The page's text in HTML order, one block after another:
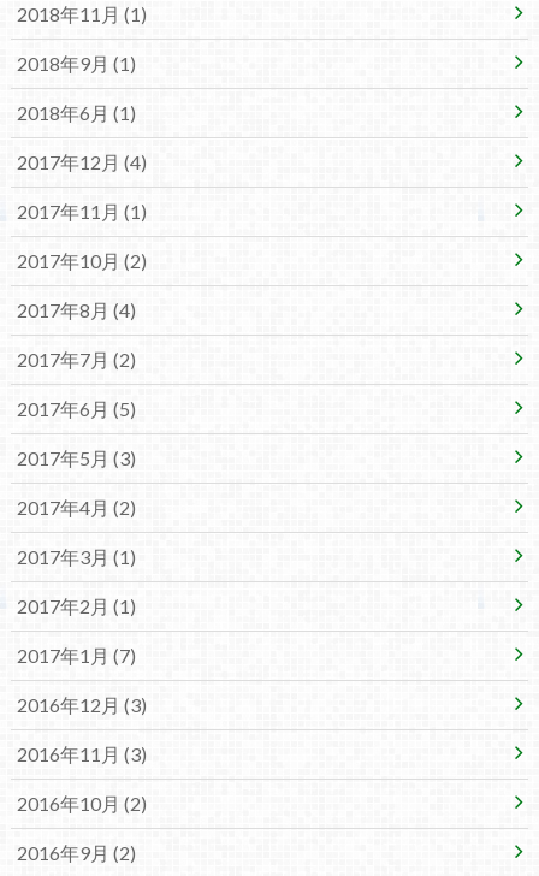
2018年11月 (1)
2018年9月 (1)
2018年6月 (1)
2017年12月 (4)
2017年11月 (1)
2017年10月 (2)
2017年8月 (4)
2017年7月 (2)
2017年6月 (5)
2017年5月 (3)
2017年4月 (2)
2017年3月 (1)
2017年2月 (1)
2017年1月 (7)
2016年12月 (3)
2016年11月 (3)
2016年10月 (2)
2016年9月 (2)